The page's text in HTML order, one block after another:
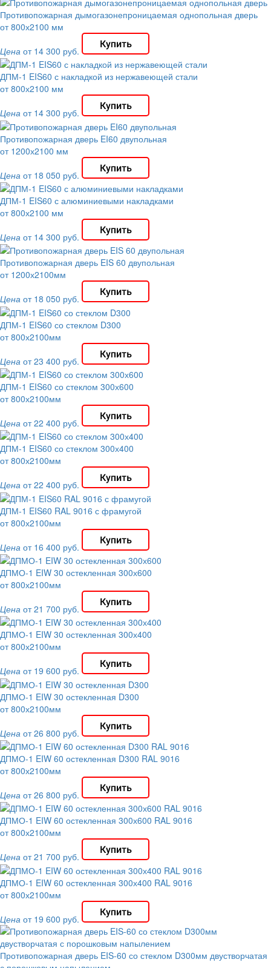
Противопожарная дымогазонепроницаемая однопольная дверь
от 800х2100 мм
Цена от 14 300 руб.
ДПМ-1 EIS60 с накладкой из нержавеющей стали
от 800х2100 мм
Цена от 14 300 руб.
Противопожарная дверь EI60 двупольная
от 1200х2100 мм
Цена от 18 050 руб.
ДПМ-1 EIS60 с алюминиевыми накладками
от 800х2100 мм
Цена от 14 300 руб.
Противопожарная дверь EIS 60 двупольная
от 1200х2100мм
Цена от 18 050 руб.
ДПМ-1 EIS60 со стеклом D300
от 800х2100мм
Цена от 23 400 руб.
ДПМ-1 EIS60 со стеклом 300х600
от 800х2100мм
Цена от 22 400 руб.
ДПМ-1 EIS60 со стеклом 300х400
от 800х2100мм
Цена от 22 400 руб.
ДПМ-1 EIS60 RAL 9016 с фрамугой
от 800х2100мм
Цена от 16 400 руб.
ДПМО-1 EIW 30 остекленная 300х600
от 800х2100мм
Цена от 21 700 руб.
ДПМО-1 EIW 30 остекленная 300х400
от 800х2100мм
Цена от 19 600 руб.
ДПМО-1 EIW 30 остекленная D300
от 800х2100мм
Цена от 26 800 руб.
ДПМО-1 EIW 60 остекленная D300 RAL 9016
от 800х2100мм
Цена от 26 800 руб.
ДПМО-1 EIW 60 остекленная 300х600 RAL 9016
от 800х2100мм
Цена от 21 700 руб.
ДПМО-1 EIW 60 остекленная 300х400 RAL 9016
от 800х2100мм
Цена от 19 600 руб.
Противопожарная дверь EIS-60 со стеклом D300мм двустворчатая